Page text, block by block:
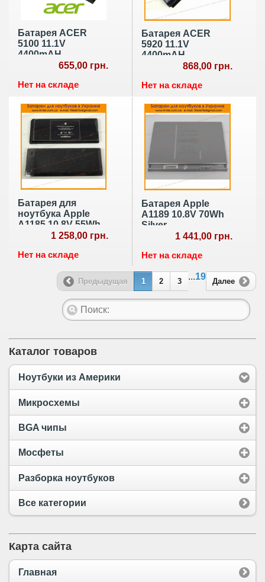
Батарея ACER
5100 11.1V
4400mAH
(BATBL50L6)655,00 грн.
Нет на складе
Батарея ACER
5920 11.1V
4400mAH
(AS07B31)868,00 грн.
Нет на складе
Батарея для
ноутбука Apple
A1185 10.8V 55Wh
1 258,00 грн.
Нет на складе
Батарея Apple
A1189 10.8V 70Wh
Silver
1 441,00 грн.
Нет на складе
Предыдущая 1 2 3
...19
Далее
Каталог товаров
Ноутбуки из Америки
Микросхемы
BGA чипы
Мосфеты
Разборка ноутбуков
Все категории
Карта сайта
Главная